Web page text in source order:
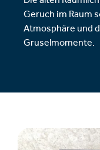
Geruch im Raum
Atmosphäre und
Gruselmomente.